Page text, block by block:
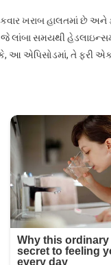
ખરાબ હાલતમાં છે અને
લાંબા સમયથી
જોકે, આ એપિસોડમાં, તે